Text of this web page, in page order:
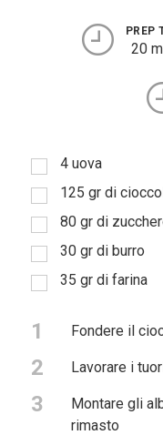
PREP
20
4 uova
125 gr di
80 gr di
30 gr di burro
35 gr di farina
1 Fondere il
2 Lavorare i
3
Montare gli
rimasto